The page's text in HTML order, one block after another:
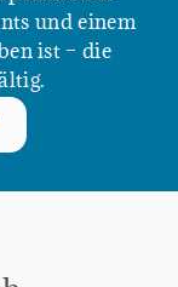
und einem
ist – die